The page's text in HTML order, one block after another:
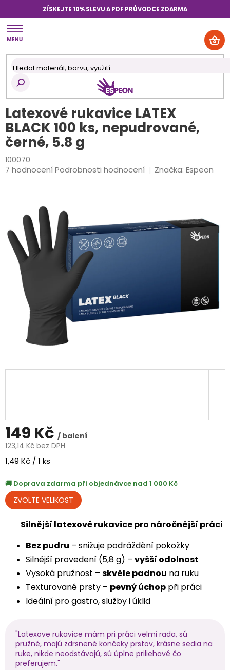
obsah
ZÍSKEJTE 10% SLEVU A PDF PRŮVODCE ZDARMA
Latexové rukavice LATEX
BLACK 100 ks, nepudrované,
černé, 5.8 g
100070
Průměrné
5
hvězdiček.
7 hodnoceníPodrobnosti hodnocení Značka:Espeon
149 Kč / balení
123,14 Kč bez DPH
Měrná
1,49 Kč / 1 ks
Doprava zdarma při objednávce nad 1 000 Kč
Silnější latexové rukavice pro náročnější práci
Bez pudru – snižuje podráždění pokožky
Silnější provedení (5,8 g) – vyšší odolnost
Vysoká pružnost – skvěle padnou na ruku
Texturované prsty – pevný úchop při práci
Ideální pro gastro, služby i úklid
"Latexove rukavice mám pri práci velmi rada, sú
pružné, majú zdrsnené končeky prstov, krásne sedia na
ruke, nikde neodstávajú, sú úplne priliehavé čo
preferujem."